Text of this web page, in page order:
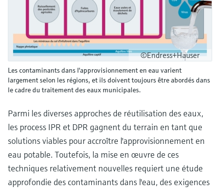
©Endress+Hauser
Les contaminants dans l'approvisionnement en eau varient
largement selon les régions, et ils doivent toujours être abordés dans
le cadre du traitement des eaux municipales.
Parmi les diverses approches de réutilisation des eaux,
les process IPR et DPR gagnent du terrain en tant que
solutions viables pour accroître l'approvisionnement en
eau potable. Toutefois, la mise en œuvre de ces
techniques relativement nouvelles requiert une étude
approfondie des contaminants dans l'eau, des exigences